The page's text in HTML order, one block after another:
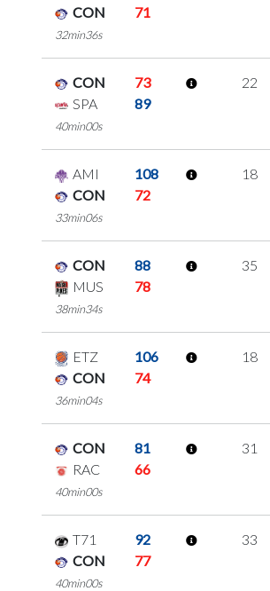
CON
71
32min36s
CON
73
SPA
89
40min00s
22
AMI
108
CON
72
33min06s
18
CON
88
MUS
78
38min34s
35
ETZ
106
CON
74
36min04s
18
CON
81
RAC
66
40min00s
31
T71
92
CON
77
40min00s
33